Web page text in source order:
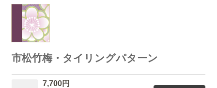
市松竹梅・タイリングパターン
7,700円